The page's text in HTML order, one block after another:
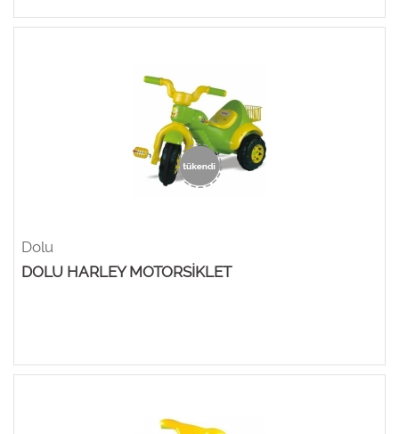
Dolu
DOLU HARLEY MOTORSİKLET